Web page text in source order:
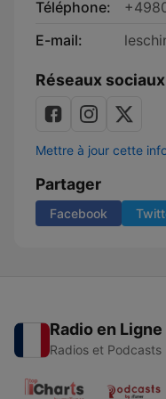
Téléphone:
E-mail:
Réseaux sociaux
Mettre à jour cette
Partager
Facebook
Radio en Ligne
Radios et Podcasts